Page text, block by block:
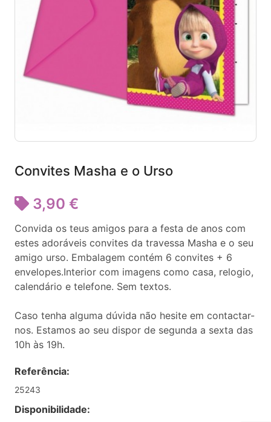
Convites Masha e o Urso
3,90 €
Convida os teus amigos para a festa de anos com
estes adoráveis convites da travessa Masha e o seu
amigo urso. Embalagem contém 6 convites + 6
envelopes.Interior com imagens como casa, relogio,
calendário e telefone. Sem textos.
Caso tenha alguma dúvida não hesite em contactar-
nos. Estamos ao seu dispor de segunda a sexta das
10h às 19h.
Referência:
25243
Disponibilidade: